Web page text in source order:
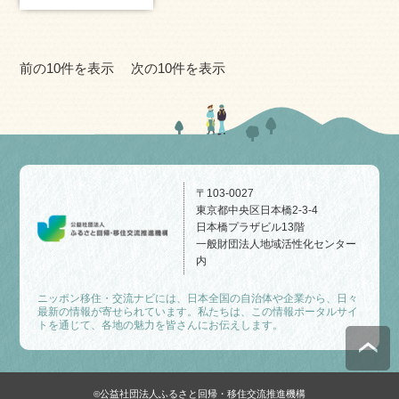
前の10件を表示 次の10件を表示
〒103-0027
東京都中央区日本橋2-3-4
日本橋プラザビル13階
一般財団法人地域活性化センター
内
ニッポン移住・交流ナビには、日本全国の自治体や企業から、日々
最新の情報が寄せられています。私たちは、この情報ポータルサイ
トを通じて、各地の魅力を皆さんにお伝えします。
©公益社団法人ふるさと回帰・移住交流推進機構